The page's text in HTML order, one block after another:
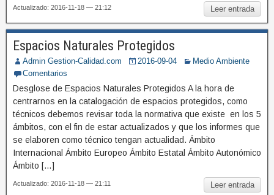
Leer entrada
Actualizado: 2016-11-18 — 21:12
Espacios Naturales Protegidos
Admin Gestion-Calidad.com 2016-09-04
Medio Ambiente
Comentarios
Desglose de Espacios Naturales Protegidos A la hora de
centrarnos en la catalogación de espacios protegidos, como
técnicos debemos revisar toda la normativa que existe en los 5
ámbitos, con el fin de estar actualizados y que los informes que
se elaboren como técnico tengan actualidad. Ámbito
Internacional Ámbito Europeo Ámbito Estatal Ámbito Autonómico
Ámbito […]
Leer entrada
Actualizado: 2016-11-18 — 21:11